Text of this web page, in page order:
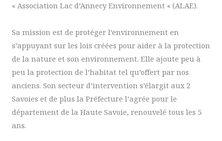
« Association Lac d’Annecy Environnement « (ALAE).
Sa mission est de protéger l’environnement en
s’appuyant sur les lois créées pour aider à la protection
de la nature et son environnement. Elle ajoute peu à
peu la protection de l’habitat tel qu’offert par nos
anciens. Son secteur d’intervention s’élargit aux 2
Savoies et de plus la Préfecture l’agrée pour le
département de la Haute Savoie, renouvelé tous les 5
ans.